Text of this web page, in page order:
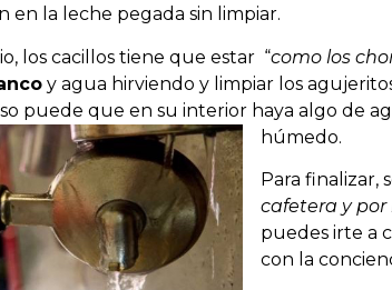
en la leche pegada sin limpiar.
los cacillos tiene que estar “como los
y agua hirviendo y limpiar los
puede que en su interior haya algo de
húmedo.
Para finalizar,
cafetera y por
puedes irte a
con la